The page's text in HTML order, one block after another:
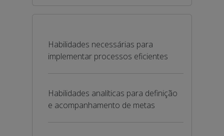
Habilidades necessárias para
implementar processos eficientes
Habilidades analíticas para definição
e acompanhamento de metas